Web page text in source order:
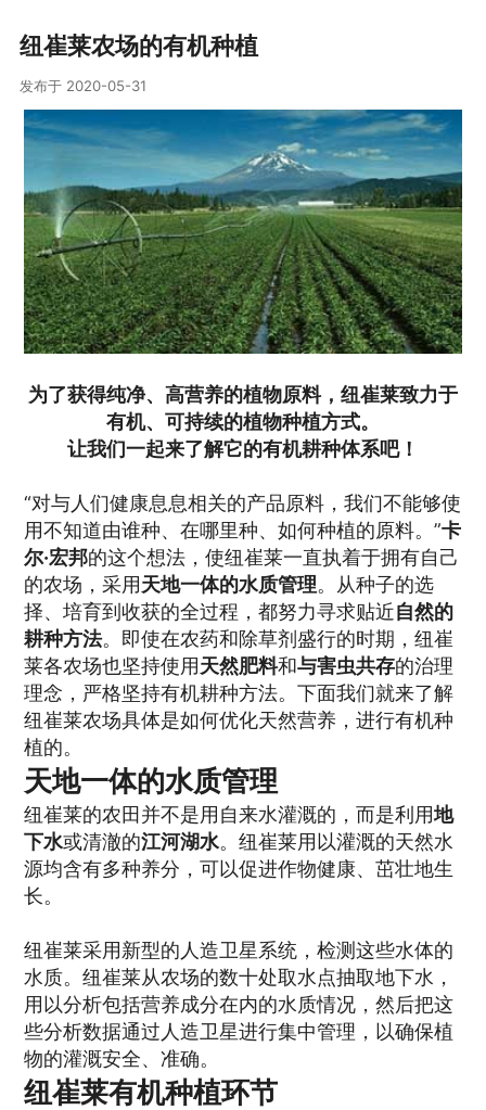
纽崔莱农场的有机种植
发布于 2020-05-31
为了获得纯净、高营养的植物原料，纽崔莱致力于
有机、可持续的植物种植方式。
让我们一起来了解它的有机耕种体系吧！
“对与人们健康息息相关的产品原料，我们不能够使
用不知道由谁种、在哪里种、如何种植的原料。”卡
尔·宏邦的这个想法，使纽崔莱一直执着于拥有自己
的农场，采用天地一体的水质管理。从种子的选
择、培育到收获的全过程，都努力寻求贴近自然的
耕种方法。即使在农药和除草剂盛行的时期，纽崔
莱各农场也坚持使用天然肥料和与害虫共存的治理
理念，严格坚持有机耕种方法。下面我们就来了解
纽崔莱农场具体是如何优化天然营养，进行有机种
植的。
天地一体的水质管理
纽崔莱的农田并不是用自来水灌溉的，而是利用地
下水或清澈的江河湖水。纽崔莱用以灌溉的天然水
源均含有多种养分，可以促进作物健康、茁壮地生
长。
纽崔莱采用新型的人造卫星系统，检测这些水体的
水质。纽崔莱从农场的数十处取水点抽取地下水，
用以分析包括营养成分在内的水质情况，然后把这
些分析数据通过人造卫星进行集中管理，以确保植
物的灌溉安全、准确。
纽崔莱有机种植环节